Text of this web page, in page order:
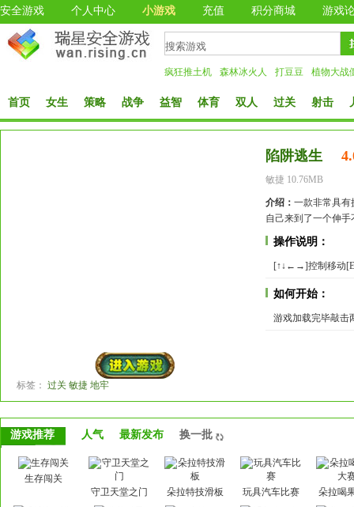
安全游戏 个人中心 小游戏 充值 积分商城 游戏
疯狂推土机 森林冰火人 打豆豆 植物大战
首页 女生 策略 战争 益智 体育 双人 过关 射击
陷阱逃生
敏捷 10.76MB
介绍： 一款非常具有
自己来到了一个伸
操作说明：
[↑↓←→]控制移动
如何开始：
游戏加载完毕敲击
标签： 过关 敏捷 地牢
游戏推荐 人气 最新发布 换一批
生存闯关
守卫天堂之门
朵拉特技滑板 玩具汽车比赛
朵拉喝